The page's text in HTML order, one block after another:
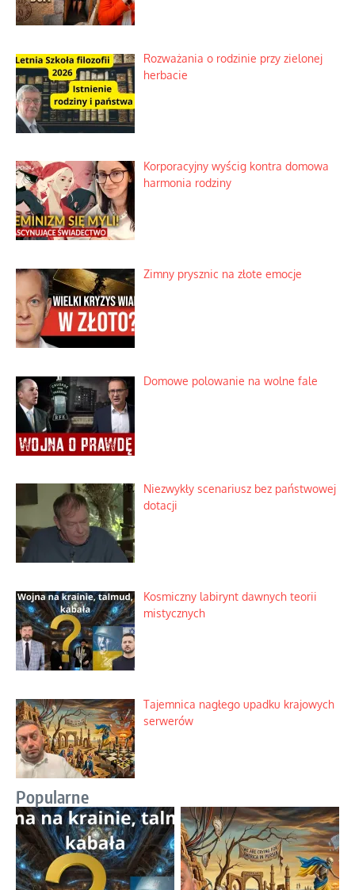
Rozważania o rodzinie przy zielonej
herbacie
Korporacyjny wyścig kontra domowa
harmonia rodziny
Zimny prysznic na złote emocje
Domowe polowanie na wolne fale
Niezwykły scenariusz bez państwowej
dotacji
Kosmiczny labirynt dawnych teorii
mistycznych
Tajemnica nagłego upadku krajowych
serwerów
Popularne